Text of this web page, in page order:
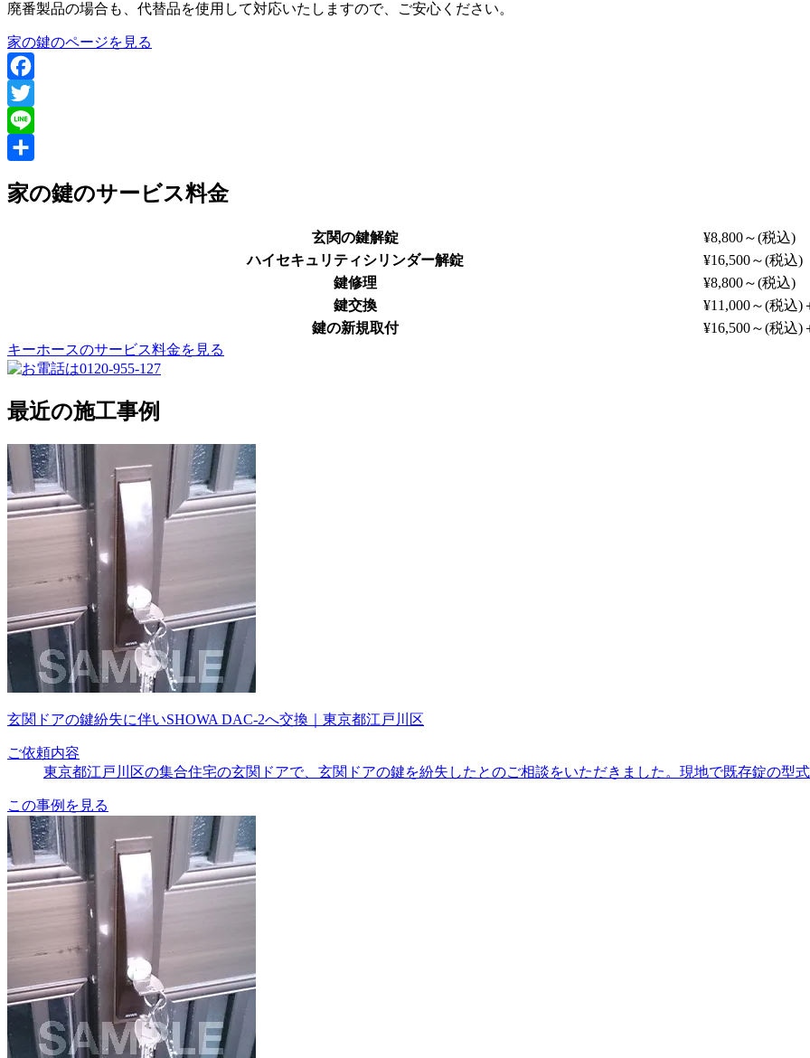
廃番製品の場合も、代替品を使用して対応いたしますので、ご安心ください。
家の鍵のページを見る
Facebook
Twitter
Line
有
家の鍵のサービス料金
玄関の鍵解錠 ¥8,800～(税込)
ハイセキュリティシリンダー解錠
¥16,500～(税込)
鍵修理
¥8,800～(税込)
鍵交換
¥11,000～(税込)
鍵の新規取付
¥16,500～(税込)
キーホースのサービス料金を見る
最近の施工事例
玄関ドアの鍵紛失に伴いSHOWA DAC-2へ交換｜東京都江戸川区
ご依頼内容
東京都江戸川区の集合住宅の玄関ドアで、玄関ドアの鍵を紛失したとのご相談をいただきました。現地で既存錠の型
この事例を見る